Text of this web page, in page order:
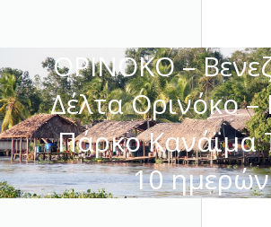
ΟΡΙΝΟΚΟ –
Δέλτα Ορινόκο –
Πάρκο Κανάϊμα
10 ημερών